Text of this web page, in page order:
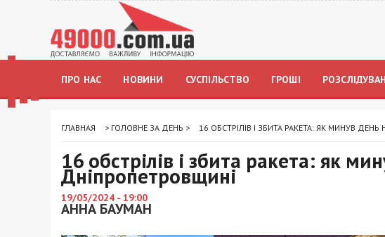
ПРО НАС НОВИНИ СУСПІЛЬСТВО ГРОШІ
ГЛАВНАЯ > ГОЛОВНЕ ЗА ДЕНЬ > 16 ОБСТРІЛІВ І ЗБИТА РАКЕТА: ЯК МИНУВ
16 обстрілів і збита ракета: як
Дніпропетровщині
19/05/2024 - 19:00
АННА БАУМАН